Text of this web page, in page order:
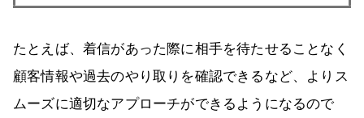
たとえば、着信があった際に相手を待たせることなく
顧客情報や過去のやり取りを確認できるなど、よりス
ムーズに適切なアプローチができるようになるので